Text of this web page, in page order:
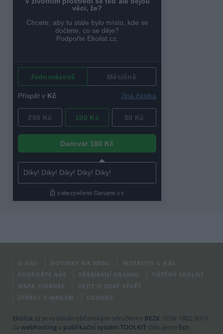
O NÁS NOVINKY NA WEBU
INZERUJTE U NÁS
PODPOŘTE NÁS
PŘEBÍRÁNÍ OBSAHU
TIŠTĚNÝ EKOLIST
MAPA STRÁNEK
DEJTE O SOBĚ VĚDĚT
ZPRÁVY E-MAILEM
COOKIES
Ekolist.cz je vydáván občanským sdružením BEZK. ISSN 1802-9019.
Za webhosting a publikační systém TOOLKIT děkujeme Ecn